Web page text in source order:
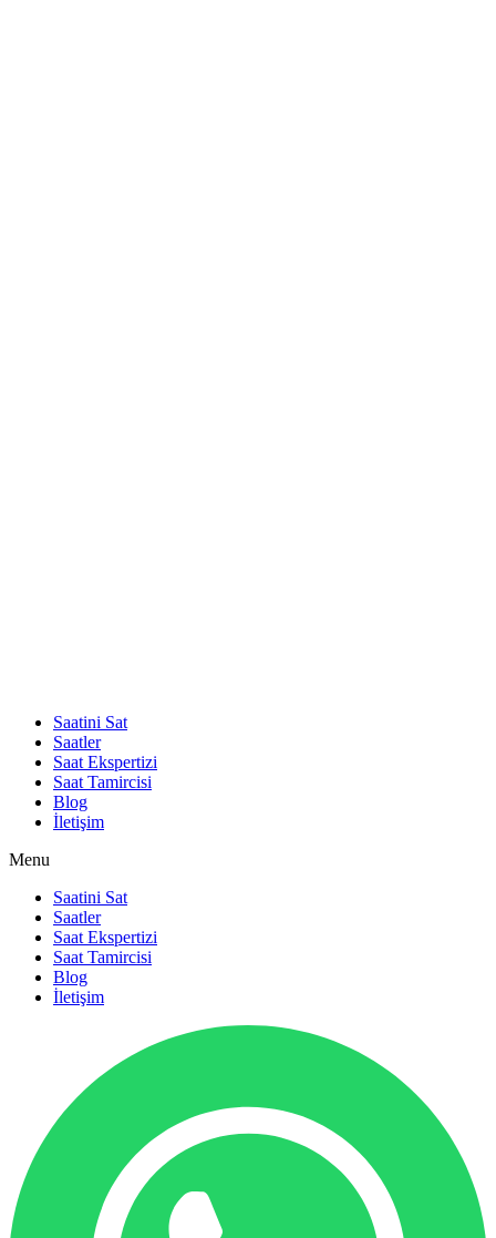
Saatini Sat
Saatler
Saat Ekspertizi
Saat Tamircisi
Blog
İletişim
Menu
Saatini Sat
Saatler
Saat Ekspertizi
Saat Tamircisi
Blog
İletişim